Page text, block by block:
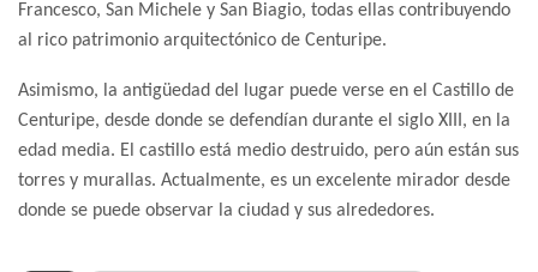
Francesco, San Michele y San Biagio, todas ellas contribuyendo
al rico patrimonio arquitectónico de Centuripe.
Asimismo, la antigüedad del lugar puede verse en el Castillo de
Centuripe, desde donde se defendían durante el siglo XIII, en la
edad media. El castillo está medio destruido, pero aún están sus
torres y murallas. Actualmente, es un excelente mirador desde
donde se puede observar la ciudad y sus alrededores.